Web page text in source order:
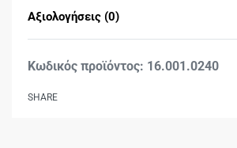
Αξιολογήσεις (0)
16.001.0240
SHARE